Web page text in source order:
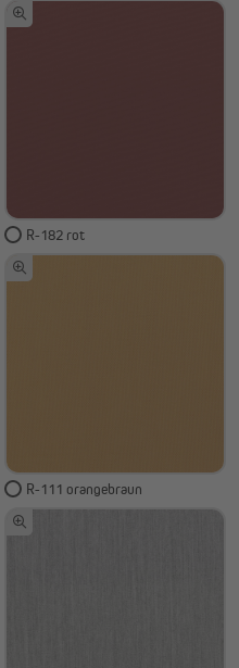
R-182 rot
R-111 orangebraun